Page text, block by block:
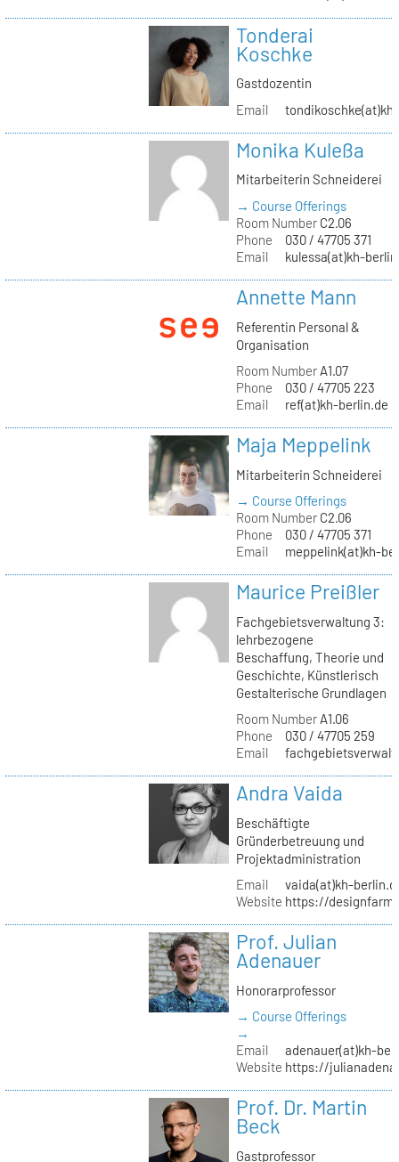
Tonderai
Koschke
Gastdozentin
Email
Monika Kuleßa
Mitarbeiterin Schneiderei
→ Course Offerings
Room NumberC2.06
Phone
030 / 47705 371
Email
kulessa(at)kh-
Annette Mann
Referentin Personal &
Organisation
Room NumberA1.07
Phone
030 / 47705 223
Email
ref(at)kh-berlin.de
Maja Meppelink
Mitarbeiterin Schneiderei
→ Course Offerings
Room NumberC2.06
Phone
030 / 47705 371
Email
meppelink(at)kh-
Maurice Preißler
Fachgebietsverwaltung 3:
lehrbezogene
Beschaffung, Theorie und
Geschichte, Künstlerisch
Gestalterische Grundlagen
Room NumberA1.06
Phone
030 / 47705 259
Email
Andra Vaida
Beschäftigte
Gründerbetreuung und
Projektadministration
Email
vaida(at)kh-
Website https://
Prof. Julian
Adenauer
Honorarprofessor
→ Course Offerings
→
Email
adenauer(at)kh-
Website https://
Prof. Dr. Martin
Beck
Gastprofessor